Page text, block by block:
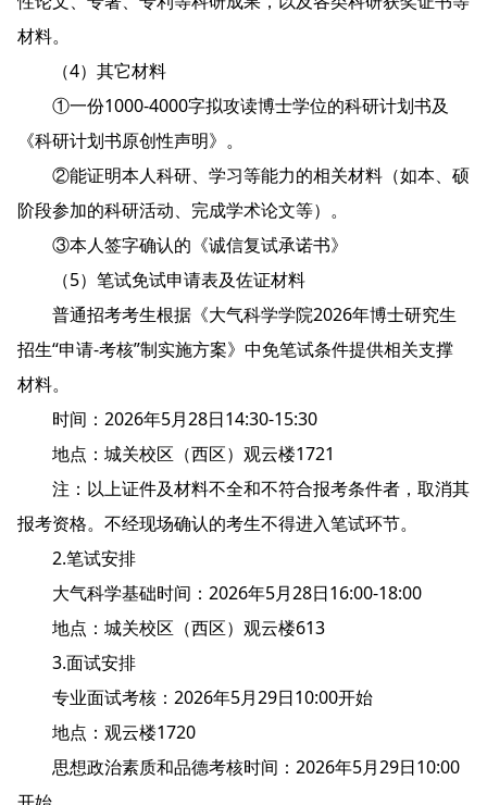
材料。
（4）其它材料
①一份1000-4000字拟攻读博士学位的科研计划书及
《科研计划书原创性声明》。
②能证明本人科研、学习等能力的相关材料（如本、硕
阶段参加的科研活动、完成学术论文等）。
③本人签字确认的《诚信复试承诺书》
（5）笔试免试申请表及佐证材料
普通招考考生根据《大气科学学院2026年博士研究生
招生“申请-考核”制实施方案》中免笔试条件提供相关支撑
材料。
时间：2026年5月28日14:30-15:30
地点：城关校区（西区）观云楼1721
注：以上证件及材料不全和不符合报考条件者，取消其
报考资格。不经现场确认的考生不得进入笔试环节。
2.笔试安排
大气科学基础时间：2026年5月28日16:00-18:00
地点：城关校区（西区）观云楼613
3.面试安排
专业面试考核：2026年5月29日10:00开始
地点：观云楼1720
思想政治素质和品德考核时间：2026年5月29日10:00